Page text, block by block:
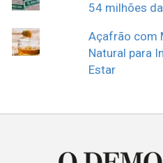
54 milhões
Açafrão com
Natural para
Estar